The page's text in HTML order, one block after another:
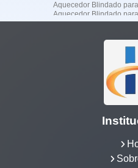
Aquecedor Blindado
Aquecedor Blindado
Profissional
Residencial de Luxo
Aquecedor Blindado
Aquecedor de Água
Aquecedor de Jacuzzi
Aquecedor Digital para
Hidromassagem
Aquecedor Elétrico para
Aquecedor Elétrico para
Aquecedor Elétrico para